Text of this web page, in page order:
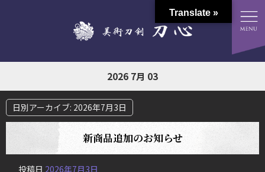
2026 7月 03
日別アーカイブ: 2026年7月3日
新商品追加のお知らせ
投稿日 2026年7月3日
Translate »